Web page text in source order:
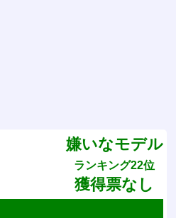
嫌いなモデル
ランキング22位
獲得票なし